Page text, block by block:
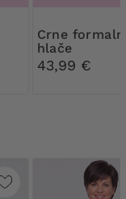
Crne formalne
hlače
43,99 €